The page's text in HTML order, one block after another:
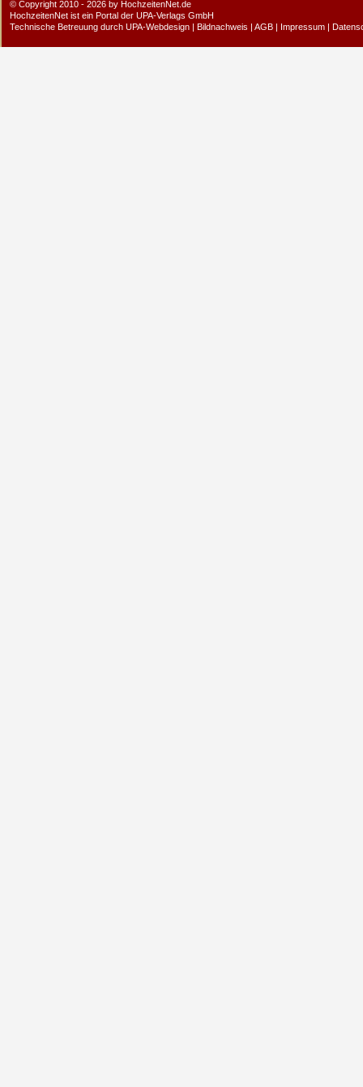
© Copyright 2010 - 2026 by HochzeitenNet.de
HochzeitenNet ist ein Portal der UPA-Verlags GmbH
Technische Betreuung durch UPA-Webdesign | Bildnachweis | AGB | Impressum |